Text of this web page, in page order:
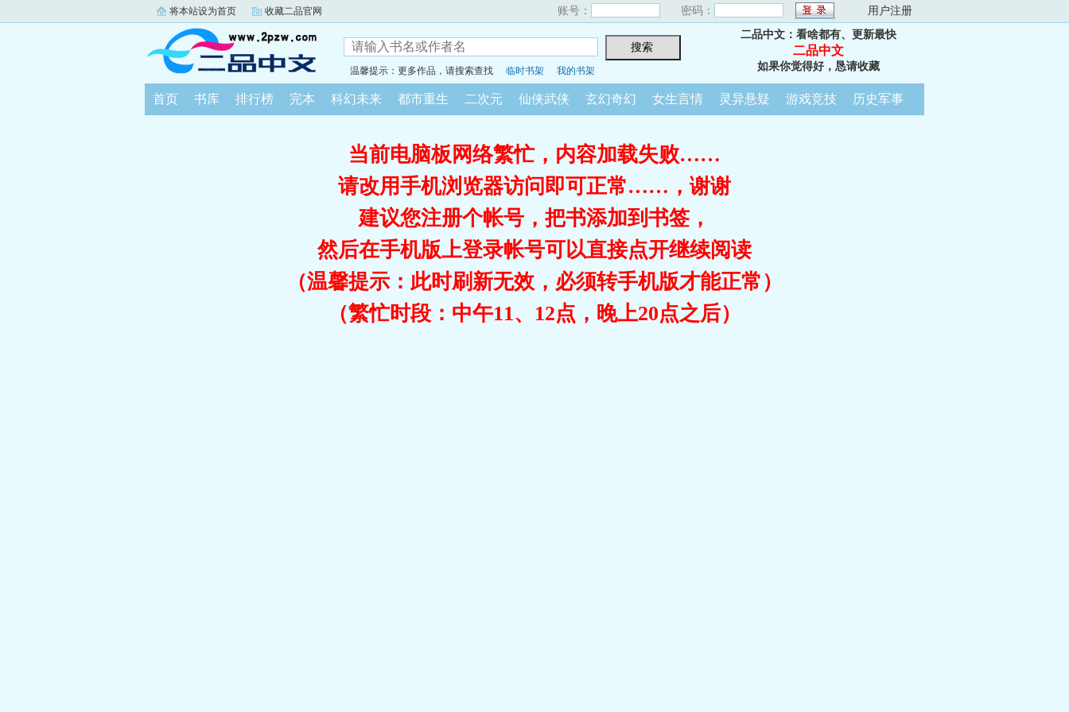
将本站设为首页 收藏二品官网 账号： 密码： 用户注册
温馨提示：更多作品，请搜索查找 临时书架 我的书架
二品中文：看啥都有、更新最快
二品中文
如果你觉得好，恳请收藏
首页 书库 排行榜 完本 科幻未来 都市重生 二次元 仙侠武侠 玄幻奇幻 女生言情 灵异悬疑 游戏竞技 历史军事
当前电脑板网络繁忙，内容加载失败……
请改用手机浏览器访问即可正常……，谢谢
建议您注册个帐号，把书添加到书签，
然后在手机版上登录帐号可以直接点开继续阅读
（温馨提示：此时刷新无效，必须转手机版才能正常）
（繁忙时段：中午11、12点，晚上20点之后）